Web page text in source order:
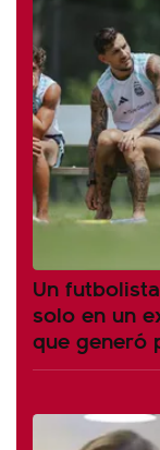
Un
solo en un
que generó